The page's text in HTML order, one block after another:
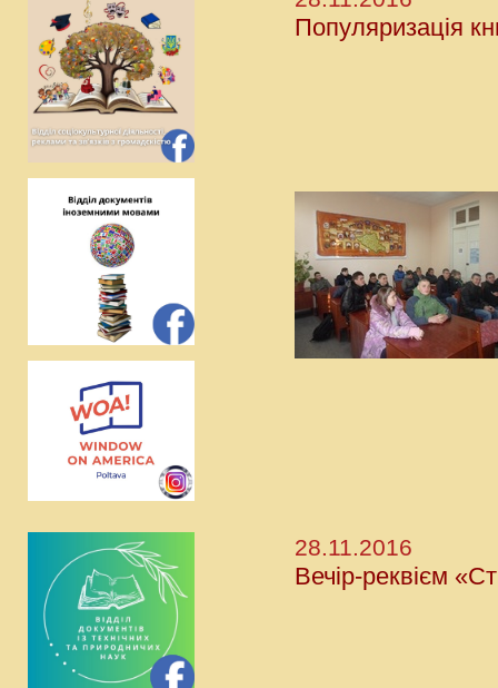
Популяризація
28.11.2016
Вечір-реквієм